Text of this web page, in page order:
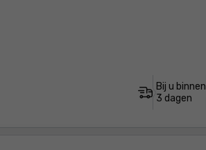
Bij u binnen
3 dagen